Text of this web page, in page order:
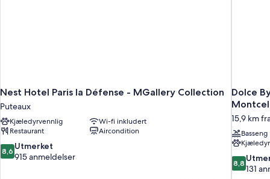
Nest Hotel Paris la Défense - MGallery Collection
Puteaux
Kjæledyrvennlig
Wi-fi inkludert
Restaurant
Aircondition
8.6
av
8,6 Utmerket
915 anmeldelser
Dolce
Montcel
15,9 km
Basseng
8.8
av
8,8
131